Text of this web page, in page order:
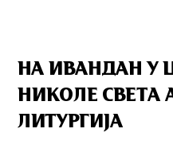
НА ИВАНДАН У
НИКОЛЕ СВЕТА
ЛИТУРГИЈА